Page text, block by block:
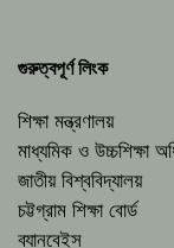
গুরুত্বপূর্ণ লিংক
শিক্ষা মন্ত্রণালয়
মাধ্যমিক ও উচ্চশিক্ষা
জাতীয় বিশ্ববিদ্যালয়
চট্টগ্রাম শিক্ষা বোর্ড
ব্যানবেইস